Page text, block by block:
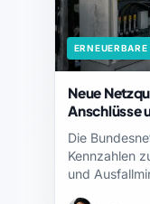
Neue
Anschlüsse
Die
Kennzahlen
und